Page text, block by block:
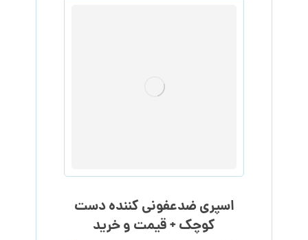
اسپری ضدعفونی کننده دست
کوچک + قیمت و خرید